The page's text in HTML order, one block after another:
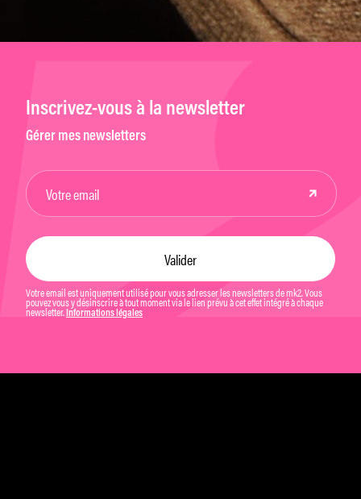
Inscrivez-vous à la newsletter
Gérer mes newsletters
Votre email est uniquement utilisé pour vous adresser les newsletters de mk2. Vous
pouvez vous y désinscrire à tout moment via le lien prévu à cet effet intégré à chaque
newsletter. Informations légales